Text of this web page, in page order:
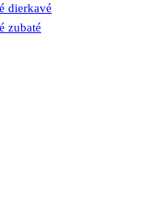
dierkavé
zubaté